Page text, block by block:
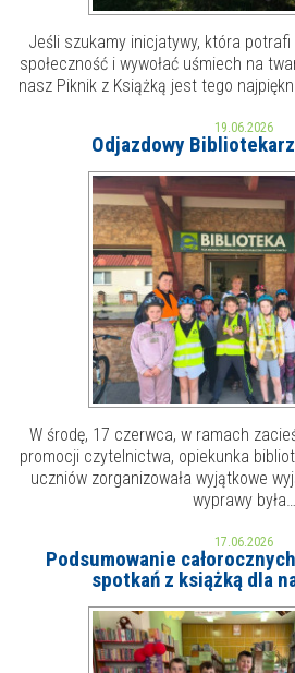
FORMY STAŁE
POLECANE STRONY
E-INFORMATOR
Jeśli szukamy inicjatywy, która potrafi
społeczność i wywołać uśmiech na
nasz Piknik z Książką jest tego
19.06.2026
Odjazdowy
W środę, 17 czerwca, w ramach
promocji czytelnictwa, opiekunka
uczniów zorganizowała wyjątkowe
wyprawy była…
17.06.2026
Podsumowanie
spotkań z książką dla